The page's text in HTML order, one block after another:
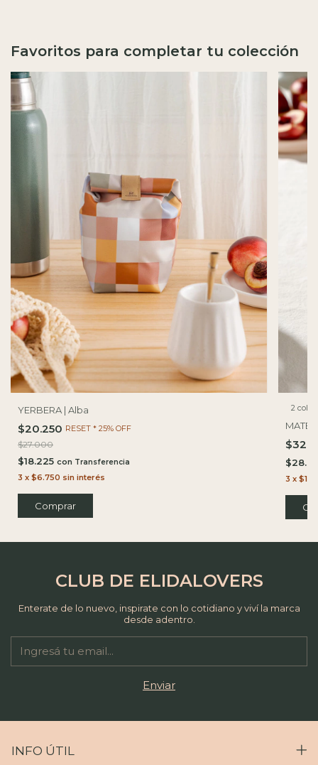
Favoritos para completar tu colección
YERBERA | Alba
$20.250 RESET * 25% OFF
$27.000
$18.225 con
3 x $6.750 sin interés
2
MATE
3 x
CLUB DE ELIDALOVERS
Enterate de lo nuevo, inspirate con lo cotidiano y viví la marca
desde adentro.
INFO ÚTIL